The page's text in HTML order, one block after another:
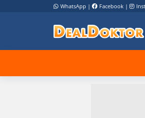
WhatsApp | Facebook |